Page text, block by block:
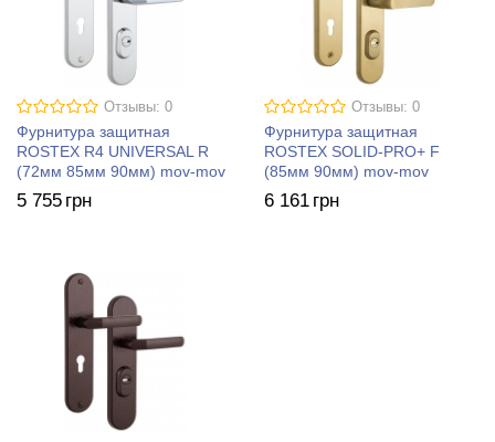
Отзывы: 0
Фурнитура защитная
ROSTEX R4 UNIVERSAL R
(72мм 85мм 90мм) mov-mov
5 755 грн
Отзывы: 0
Фурнитура защитная
ROSTEX SOLID-PRO+ F
(85мм 90мм) mov-mov
6 161 грн